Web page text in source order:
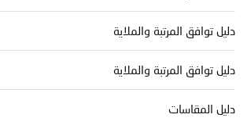
المرتبة والملاية
المرتبة والملاية
المقاسات